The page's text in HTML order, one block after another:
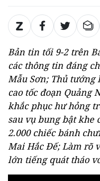
Bản tin tối 9-2 trên
các thông tin đáng
Mẫu Sơn; Thủ
cao tốc đoạn Quảng
khắc phục hư hỏng
sau vụ bung bật khe
2.000 chiếc bánh
Mai Hắc Đế; Làm rõ
lớn tiếng quát tháo